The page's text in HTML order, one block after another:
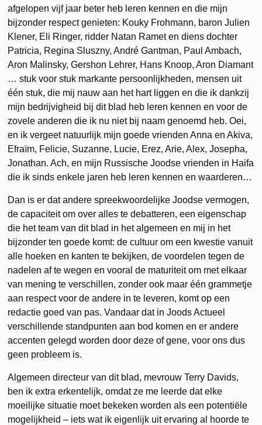
afgelopen vijf jaar beter heb leren kennen en die mijn
bijzonder respect genieten: Kouky Frohmann, baron Julien
Klener, Eli Ringer, ridder Natan Ramet en diens dochter
Patricia, Regina Sluszny, André Gantman, Paul Ambach,
Aron Malinsky, Gershon Lehrer, Hans Knoop, Aron Diamant
… stuk voor stuk markante persoonlijkheden, mensen uit
één stuk, die mij nauw aan het hart liggen en die ik dankzij
mijn bedrijvigheid bij dit blad heb leren kennen en voor de
zovele anderen die ik nu niet bij naam genoemd heb. Oei,
en ik vergeet natuurlijk mijn goede vrienden Anna en Akiva,
Efraïm, Felicie, Suzanne, Lucie, Erez, Arie, Alex, Josepha,
Jonathan. Ach, en mijn Russische Joodse vrienden in Haifa
die ik sinds enkele jaren heb leren kennen en waarderen…
Dan is er dat andere spreekwoordelijke Joodse vermogen,
de capaciteit om over alles te debatteren, een eigenschap
die het team van dit blad in het algemeen en mij in het
bijzonder ten goede komt: de cultuur om een kwestie vanuit
alle hoeken en kanten te bekijken, de voordelen tegen de
nadelen af te wegen en vooral de maturiteit om met elkaar
van mening te verschillen, zonder ook maar één grammetje
aan respect voor de andere in te leveren, komt op een
redactie goed van pas. Vandaar dat in Joods Actueel
verschillende standpunten aan bod komen en er andere
accenten gelegd worden door deze of gene, voor ons dus
geen probleem is.
Algemeen directeur van dit blad, mevrouw Terry Davids,
ben ik extra erkentelijk, omdat ze me leerde dat elke
moeilijke situatie moet bekeken worden als een potentiële
mogelijkheid – iets wat ik eigenlijk uit ervaring al hoorde te